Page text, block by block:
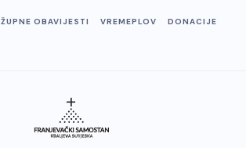
ŽUPNE OBAVIJESTI VREMEPLOV DONACIJE